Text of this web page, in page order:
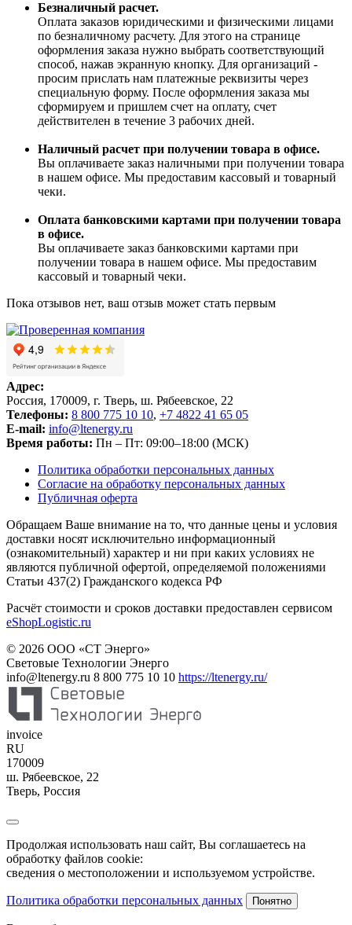
Безналичный расчет.
Оплата заказов юридическими и физическими лицами
по безналичному расчету. Для этого на странице
оформления заказа нужно выбрать соответствующий
способ, нажав экранную кнопку. Для организаций -
просим прислать нам платежные реквизиты через
специальную форму. После оформления заказа мы
сформируем и пришлем счет на оплату, счет
действителен в течение 3 рабочих дней.
Наличный расчет при получении товара в офисе.
Вы оплачиваете заказ наличными при получении товара
в нашем офисе. Мы предоставим кассовый и товарный
чеки.
Оплата банковскими картами при получении товара
в офисе.
Вы оплачиваете заказ банковскими картами при
получении товара в нашем офисе. Мы предоставим
кассовый и товарный чеки.
Пока отзывов нет, ваш отзыв может стать первым
Адрес:
Россия, 170009, г. Тверь, ш. Рябеевское, 22
Телефоны: 8 800 775 10 10, +7 4822 41 65 05
E-mail: info@ltenergy.ru
Время работы: Пн – Пт: 09:00–18:00 (МСК)
Политика обработки персональных данных
Согласие на обработку персональных данных
Публичная оферта
Обращаем Ваше внимание на то, что данные цены и условия
доставки носят исключительно информационный
(ознакомительный) характер и ни при каких условиях не
являются публичной офертой, определяемой положениями
Статьи 437(2) Гражданского кодекса РФ
Расчёт стоимости и сроков доставки предоставлен сервисом
eShopLogistic.ru
© 2026 ООО «СТ Энерго»
Световые Технологии Энерго
info@ltenergy.ru 8 800 775 10 10 https://ltenergy.ru/
invoice
RU
170009
ш. Рябеевское, 22
Тверь, Россия
Продолжая использовать наш сайт, Вы соглашаетесь на
обработку файлов cookie:
сведения о местоположении и используемом устройстве.
Политика обработки персональных данных Понятно